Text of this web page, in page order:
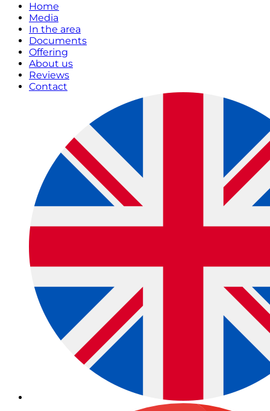
Home
Media
In the area
Documents
Offering
About us
Reviews
Contact